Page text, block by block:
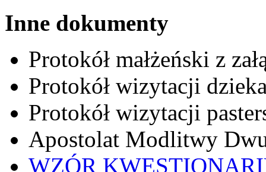
Inne dokumenty
Protokół małżeński z
Protokół wizytacji
Protokół wizytacji
Apostolat Modlitwy
WZÓR